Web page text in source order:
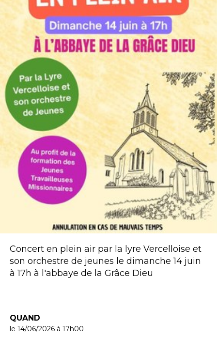
Concert en plein air par la lyre Vercelloise et
son orchestre de jeunes le dimanche 14 juin
à 17h à l'abbaye de la Grâce Dieu
QUAND
le 14/06/2026 à 17h00